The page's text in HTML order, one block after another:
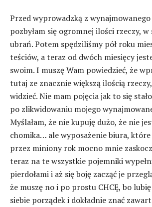
Przed wyprowadzką z
pozbyłam się ogromnej ilości rzeczy,
ubrań. Potem spędziliśmy pół roku
teściów, a teraz od dwóch miesięcy
swoim. I muszę Wam powiedzieć, że
tutaj ze znacznie większą ilością
widzieć. Nie mam pojęcia jak to się
po zlikwidowaniu mojego
Myślałam, że nie kupuję dużo, że nie
chomika… ale wyposażenie biura, które
przez miniony rok mocno mnie
teraz na te wszystkie pojemniki
pierdołami i aż się boję zacząć je
że muszę no i po prostu CHCĘ, bo
siebie porządek i dokładnie znać